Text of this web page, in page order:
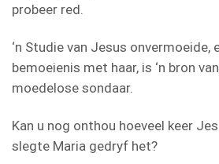
probeer red.
‘n Studie van Jesus onvermoeide,
bemoeienis met haar, is ‘n bron
moedelose sondaar.
Kan u nog onthou hoeveel keer
slegte Maria gedryf het?